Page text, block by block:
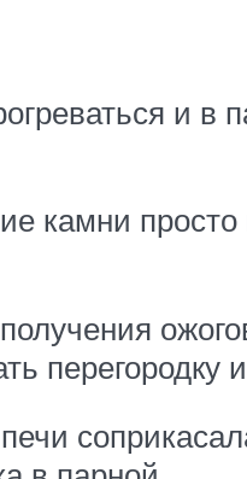
и в
камни
перегородку